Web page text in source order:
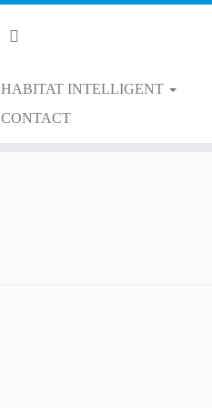
HABITAT INTELLIGENT
CONTACT